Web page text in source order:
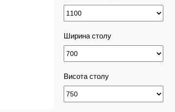
Ширина столу
Висота столу